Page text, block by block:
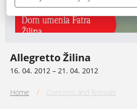
Allegretto Žilina
16. 04. 2012 – 21. 04. 2012
Home / Concerts and festivals